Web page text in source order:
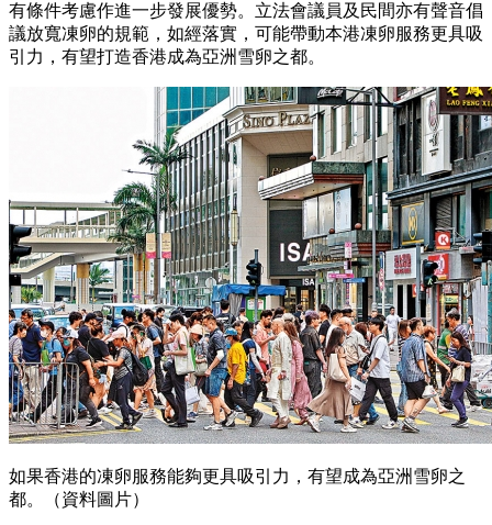
有條件考慮作進一步發展優勢。立法會議員及民間亦有聲音倡
議放寬凍卵的規範，如經落實，可能帶動本港凍卵服務更具吸
引力，有望打造香港成為亞洲雪卵之都。
如果香港的凍卵服務能夠更具吸引力，有望成為亞洲雪卵之
都。（資料圖片）